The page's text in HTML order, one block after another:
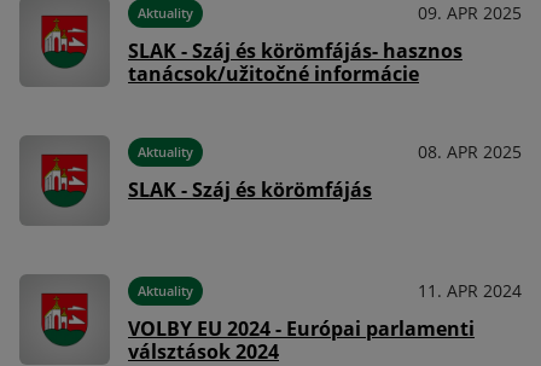
Aktuality 09. APR 2025
SLAK - Száj és körömfájás- hasznos
tanácsok/užitočné informácie
Aktuality 08. APR 2025
SLAK - Száj és körömfájás
Aktuality 11. APR 2024
VOLBY EU 2024 - Európai parlamenti
válsztások 2024